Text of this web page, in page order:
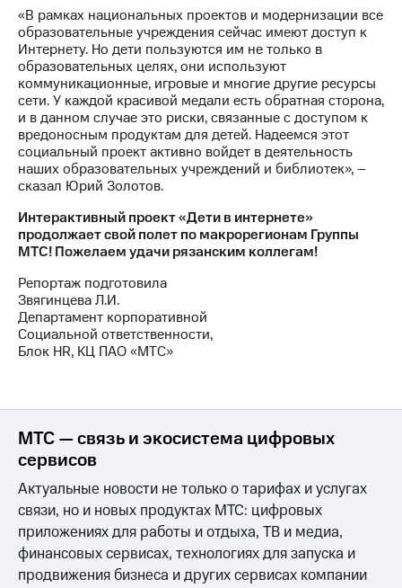
На главную
«В рамках национальных проектов и модернизации все
образовательные учреждения сейчас имеют доступ к
Интернету. Но дети пользуются им не только в
образовательных целях, они используют
коммуникационные, игровые и многие другие ресурсы
сети. У каждой красивой медали есть обратная сторона,
и в данном случае это риски, связанные с доступом к
вредоносным продуктам для детей. Надеемся этот
социальный проект активно войдет в деятельность
наших образовательных учреждений и библиотек», –
сказал Юрий Золотов.
Интерактивный проект «Дети в интернете»
продолжает свой полет по макрорегионам Группы
МТС! Пожелаем удачи рязанским коллегам!
Репортаж подготовила
Звягинцева Л.И.
Департамент корпоративной
Социальной ответственности,
Блок HR, КЦ ПАО «МТС»
МТС — связь и экосистема цифровых
сервисов
Актуальные новости не только о тарифах и услугах
связи, но и новых продуктах МТС: цифровых
приложениях для работы и отдыха, ТВ и медиа,
финансовых сервисах, технологиях для запуска и
продвижения бизнеса и других сервисах компании